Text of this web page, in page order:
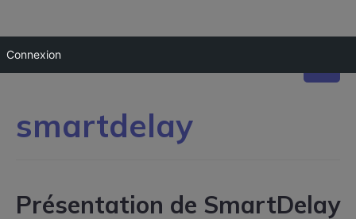
Connexion
smartdelay
Présentation de SmartDelay